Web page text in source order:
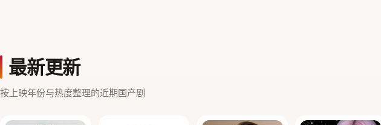
最新更新
按上映年份与热度整理的近期国产剧